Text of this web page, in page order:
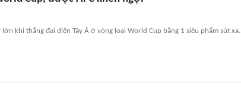
khi thắng đại diện Tây Á ở vòng loại World Cup bằng 1 siêu phẩm sút xa.